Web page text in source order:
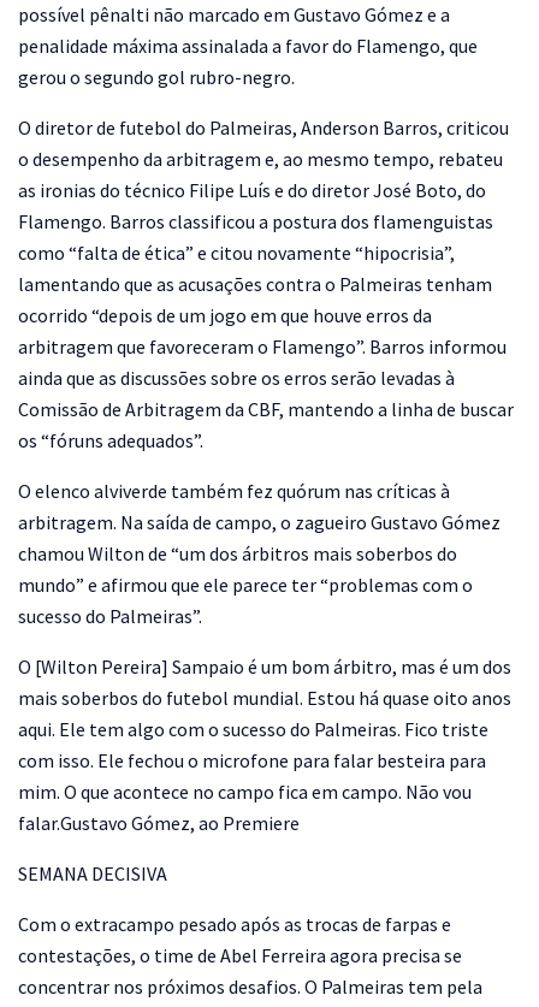
possível pênalti não marcado em Gustavo Gómez e a
penalidade máxima assinalada a favor do Flamengo, que
gerou o segundo gol rubro-negro.
O diretor de futebol do Palmeiras, Anderson Barros, criticou
o desempenho da arbitragem e, ao mesmo tempo, rebateu
as ironias do técnico Filipe Luís e do diretor José Boto, do
Flamengo. Barros classificou a postura dos flamenguistas
como “falta de ética” e citou novamente “hipocrisia”,
lamentando que as acusações contra o Palmeiras tenham
ocorrido “depois de um jogo em que houve erros da
arbitragem que favoreceram o Flamengo”. Barros informou
ainda que as discussões sobre os erros serão levadas à
Comissão de Arbitragem da CBF, mantendo a linha de buscar
os “fóruns adequados”.
O elenco alviverde também fez quórum nas críticas à
arbitragem. Na saída de campo, o zagueiro Gustavo Gómez
chamou Wilton de “um dos árbitros mais soberbos do
mundo” e afirmou que ele parece ter “problemas com o
sucesso do Palmeiras”.
O [Wilton Pereira] Sampaio é um bom árbitro, mas é um dos
mais soberbos do futebol mundial. Estou há quase oito anos
aqui. Ele tem algo com o sucesso do Palmeiras. Fico triste
com isso. Ele fechou o microfone para falar besteira para
mim. O que acontece no campo fica em campo. Não vou
falar.Gustavo Gómez, ao Premiere
SEMANA DECISIVA
Com o extracampo pesado após as trocas de farpas e
contestações, o time de Abel Ferreira agora precisa se
concentrar nos próximos desafios. O Palmeiras tem pela